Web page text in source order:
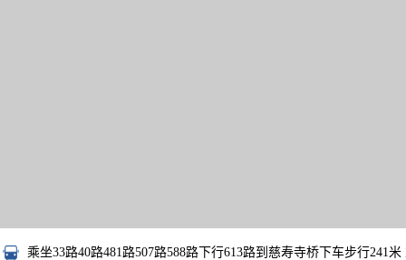
乘坐33路40路481路507路588路下行613路到慈寿寺桥下车步行241